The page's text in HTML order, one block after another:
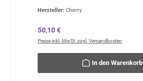
Hersteller: Cherry
Regulärer Preis:
50,10 €
Preise inkl. MwSt. zzgl. Versandkosten
In den Warenkorb